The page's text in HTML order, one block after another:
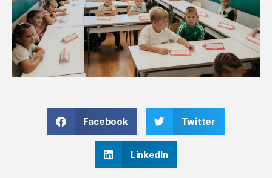
Facebook Twitter
LinkedIn